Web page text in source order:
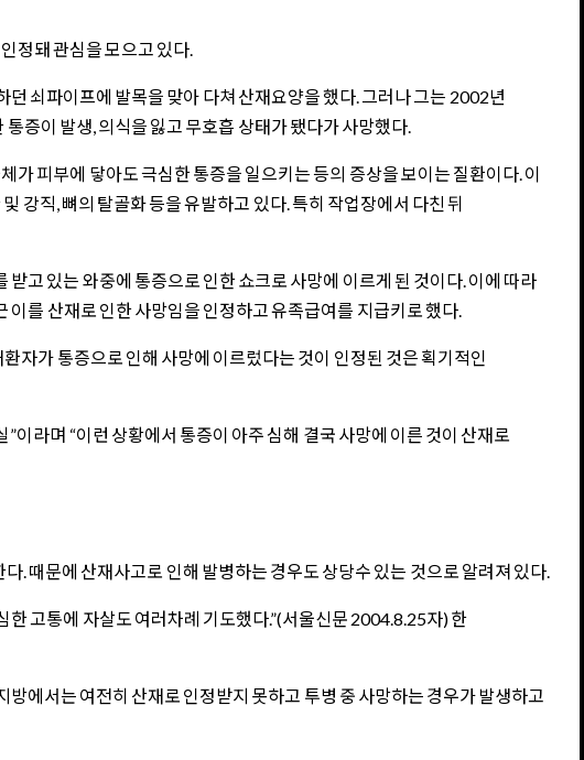
정돼 관심을 모으고 있다.
쇠파이프에 발목을 맞아 다쳐 산재요양을 했다. 그러나 그는 2002년
증이 발생, 의식을 잃고 무호흡 상태가 됐다가 사망했다.
피부에 닿아도 극심한 통증을 일으키는 등의 증상을 보이는 질환이다. 이
강직, 뼈의 탈골화 등을 유발하고 있다. 특히 작업장에서 다친 뒤
고 있는 와중에 통증으로 인한 쇼크로 사망에 이르게 된 것이다. 이에 따라
를 산재로 인한 사망임을 인정하고 유족급여를 지급키로 했다.
자가 통증으로 인해 사망에 이르렀다는 것이 인정된 것은 획기적인
라며 “이런 상황에서 통증이 아주 심해 결국 사망에 이른 것이 산재로
. 때문에 산재사고로 인해 발병하는 경우도 상당수 있는 것으로 알려져 있다.
고통에 자살도 여러차례 기도했다.”(서울신문 2004.8.25자) 한
에서는 여전히 산재로 인정받지 못하고 투병 중 사망하는 경우가 발생하고